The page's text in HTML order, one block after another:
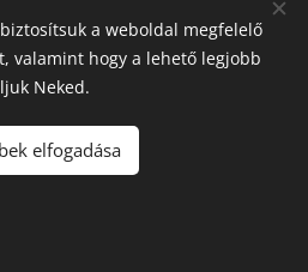
Minden jog fenntartva
Sütik
a weboldal megfelelő
valamint hogy a lehető legjobb
Neked.
elfogadása